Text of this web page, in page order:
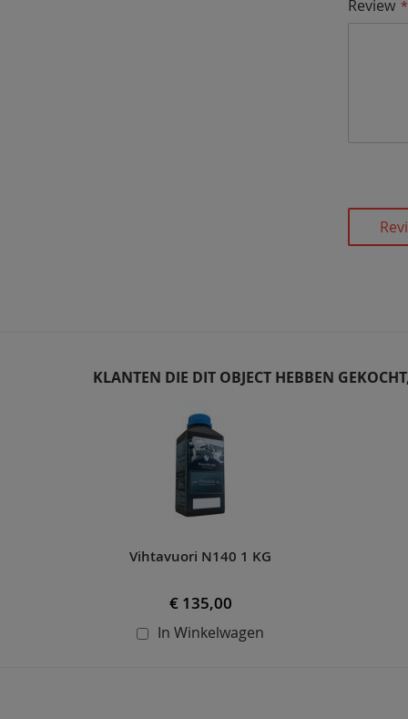
Review
KLANTEN DIE DIT OBJECT HEBBEN
Vihtavuori N140 1 KG
€ 135,00
In Winkelwagen